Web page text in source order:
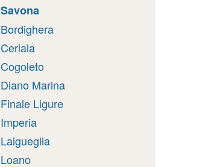
Savona
Bordighera
Ceriala
Cogoleto
Diano Marina
Finale Ligure
Imperia
Laigueglia
Loano